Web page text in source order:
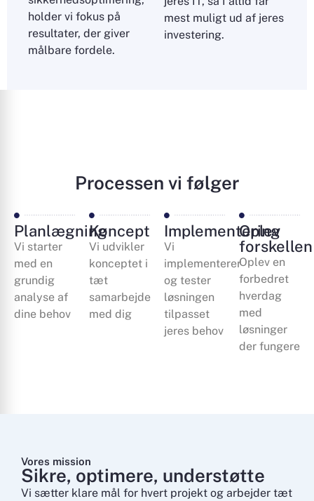
holder vi fokus på
resultater, der giver
målbare fordele.
mest muligt ud af jeres
investering.
Processen vi følger
Planlægning
Vi starter
med en
grundig
analyse af
dine behov
Koncept
Vi udvikler
konceptet i
tæt
samarbejde
med dig
Implementering
Vi
implementerer
og tester
løsningen
tilpasset
jeres behov
Oplev
forskellen
Oplev en
forbedret
hverdag
med
løsninger
der fungere
Vores mission
Sikre, optimere, understøtte
Vi sætter klare mål for hvert projekt og arbejder tæt